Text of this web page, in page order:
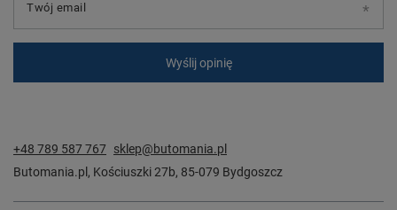
Twój email
Wyślij opinię
+48 789 587 767 sklep@butomania.pl
Butomania.pl , Kościuszki 27b, 85-079 Bydgoszcz